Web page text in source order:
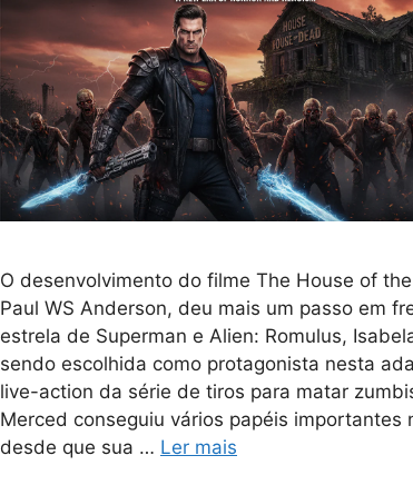
O desenvolvimento do filme The House of
Paul WS Anderson, deu mais um passo em
estrela de Superman e Alien: Romulus,
sendo escolhida como protagonista nesta
live-action da série de tiros para matar
Merced conseguiu vários papéis importantes
desde que sua … Ler mais